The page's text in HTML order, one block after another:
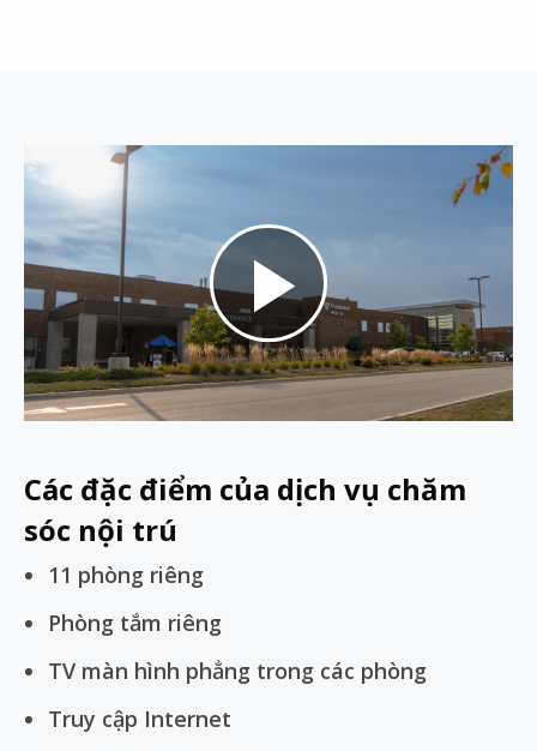
Play
Video
Các đặc điểm của dịch vụ chăm
sóc nội trú
11 phòng riêng
Phòng tắm riêng
TV màn hình phẳng trong các phòng
Truy cập Internet